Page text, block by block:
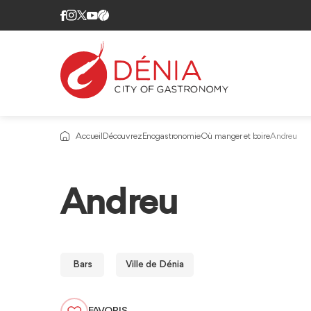
Accueil Découvrez EnogastronomieOù manger et boireAndreu
Andreu
Bars Ville de Dénia